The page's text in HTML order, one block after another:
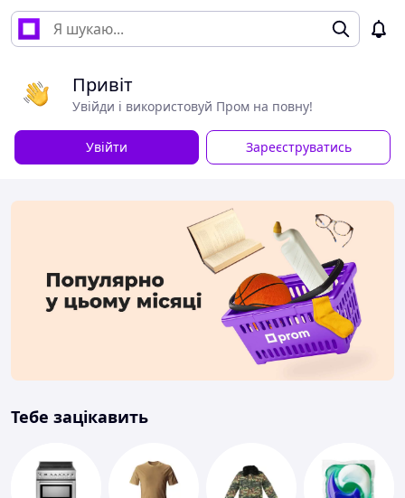
Привіт
Увійди і використовуй Пром на повну!
Увійти Зареєструватись
Тебе зацікавить